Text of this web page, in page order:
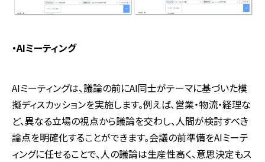
・AIミーティング
AIミーティングは、議論の前にAI同士がテーマに基づいた模
擬ディスカッションを実施します。例えば、営業・物流・経理な
ど、異なる立場の視点から議論を交わし、人間が検討すべき
論点を明確化することができます。会議の前準備をAIミーテ
ィングに任せることで、人の議論は生産性高く、意思決定もス